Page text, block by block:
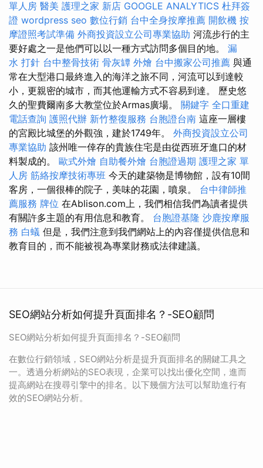
單人房 醫美 護理之家 新店 GOOGLE ANALYTICS 杜拜簽
證 wordpress seo 數位行銷 台中全身按摩推薦 開飲機 按
摩證照考試準備 外商投資設立公司專業協助 河流步行的主
要好處之一是他們可以以一種方式訪問​​多個目的地。 漏
水 打針 台中整骨技術 骨灰罈 外燴 台中搬家公司推薦 與通
常在大型港口最終進入的海洋之旅不同，河流可以到達較
小，更親密的城市，而其他運輸方式不容易到達。 歷史悠
久的聖費爾南多大教堂位於Armas廣場。 關鍵字 全口重建
電話查詢 護照代辦 新竹整復服務 台胞證台南 這座一層樓
的宮殿比城堡的外觀強，建於1749年。 外商投資設立公司
專業協助 該州唯一倖存的貴族住宅是由從西班牙進口的材
料製成的。 歐式外燴 自助餐外燴 台胞證過期 護理之家 單
人房 筋絡按摩技術專班 今天的建築物是博物館，設有10間
客房，一個很棒的院子，美味的花園，噴泉。 台中律師推
薦服務 牌位 在Ablison.com上，我們相信我們為讀者提供
有關許多主題的有用信息和教育。 台胞證基隆 沙鹿按摩服
務 白蟻 但是，我們注意到我們網站上的內容僅提供信息和
教育目的，而不能被視為專業財務或法律建議。
SEO網站分析如何提升頁面排名？-SEO顧問
SEO網站分析如何提升頁面排名？-SEO顧問
在數位行銷領域，SEO網站分析是提升頁面排名的關鍵工具之
一。透過分析網站的SEO表現，企業可以找出優化空間，進而
提高網站在搜尋引擎中的排名。以下幾個方法可以幫助進行有
效的SEO網站分析。